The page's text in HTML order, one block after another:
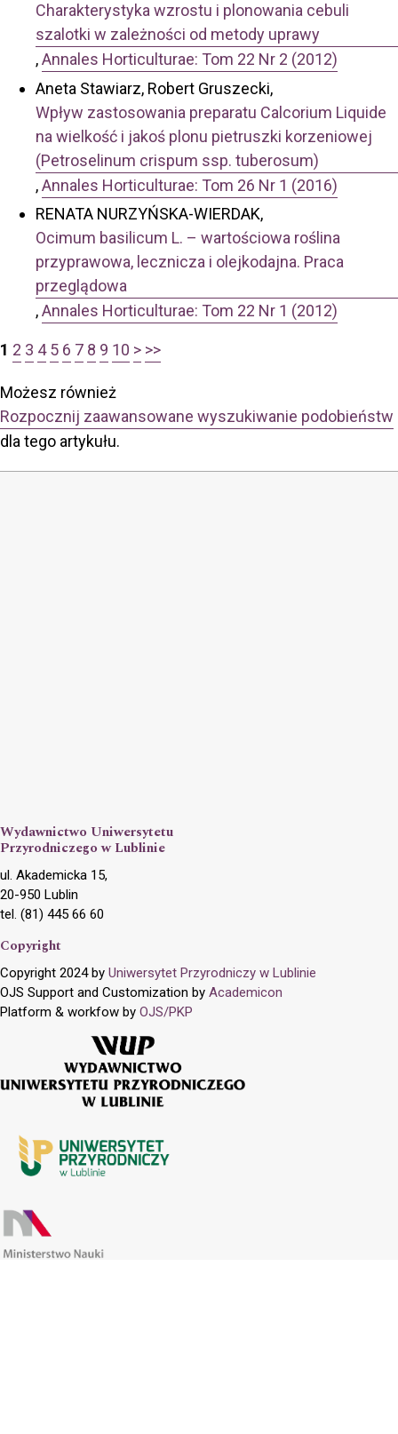
Charakterystyka wzrostu i plonowania cebuli
szalotki w zależności od metody uprawy
,Annales Horticulturae: Tom 22 Nr 2 (2012)
Aneta Stawiarz, Robert Gruszecki,
Wpływ zastosowania preparatu Calcorium Liquide
na wielkość i jakoś plonu pietruszki korzeniowej
(Petroselinum crispum ssp. tuberosum)
,Annales Horticulturae: Tom 26 Nr 1 (2016)
RENATA NURZYŃSKA-WIERDAK,
Ocimum basilicum L. – wartościowa roślina
przyprawowa, lecznicza i olejkodajna. Praca
przeglądowa
,Annales Horticulturae: Tom 22 Nr 1 (2012)
1 2 3 4 5 6 7 8 9 10 > >>
Możesz również
Rozpocznij zaawansowane wyszukiwanie podobieństw
dla tego artykułu.
Wydawnictwo Uniwersytetu
Przyrodniczego w Lublinie
ul. Akademicka 15,
20-950 Lublin
tel. (81) 445 66 60
Copyright
Copyright 2024 by Uniwersytet Przyrodniczy w Lublinie
OJS Support and Customization by Academicon
Platform & workfow by OJS/PKP